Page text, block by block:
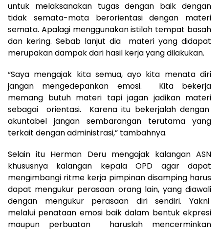
untuk melaksanakan tugas dengan baik dengan
tidak semata-mata berorientasi dengan materi
semata. Apalagi menggunakan istilah tempat basah
dan kering. Sebab lanjut dia materi yang didapat
merupakan dampak dari hasil kerja yang dilakukan.
“Saya mengajak kita semua, ayo kita menata diri
jangan mengedepankan emosi. Kita bekerja
memang butuh materi tapi jagan jadikan materi
sebagai orientasi. Karena itu bekerjalah dengan
akuntabel jangan sembarangan terutama yang
terkait dengan administrasi,” tambahnya.
Selain itu Herman Deru mengajak kalangan ASN
khususnya kalangan kepala OPD agar dapat
mengimbangi ritme kerja pimpinan disamping harus
dapat mengukur perasaan orang lain, yang diawali
dengan mengukur perasaan diri sendiri. Yakni
melalui penataan emosi baik dalam bentuk ekpresi
maupun perbuatan haruslah mencerminkan